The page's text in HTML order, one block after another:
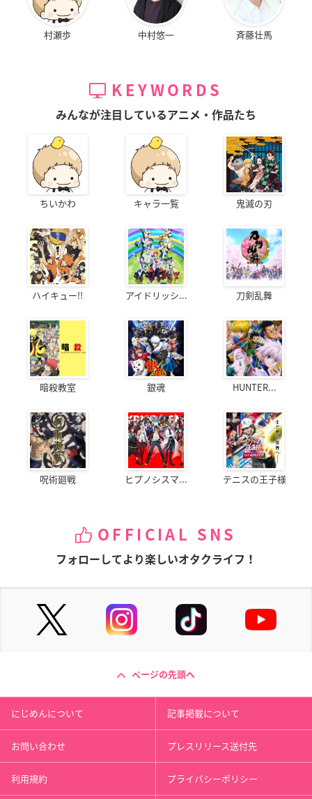
村瀬歩 中村悠一 斉藤壮馬
KEYWORDS
みんなが注目しているアニメ・作品たち
ちいかわ キャラ一覧 鬼滅の刃
ハイキュー!! アイドリッシ... 刀剣乱舞
暗殺教室 銀魂 HUNTER...
呪術廻戦 ヒプノシスマ... テニスの王子様
OFFICIAL SNS
フォローしてより楽しいオタクライフ！
ページの先頭へ
にじめんについて 記事掲載について
お問い合わせ プレスリリース送付先
利用規約 プライバシーポリシー